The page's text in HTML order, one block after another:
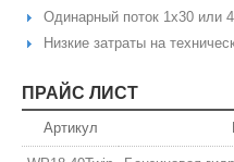
Одинарный поток 1x30 или
Низкие затраты на
ПРАЙС ЛИСТ
Артикул